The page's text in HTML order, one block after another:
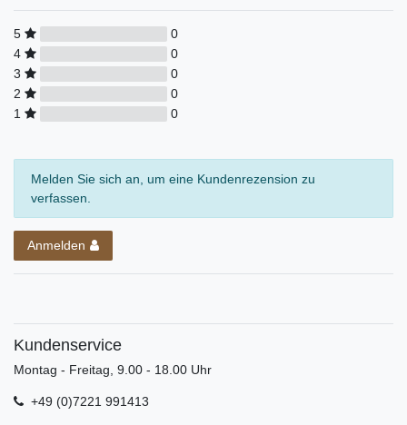
5
0
4
0
3
0
2
0
1
0
Melden Sie sich an, um eine Kundenrezension zu
verfassen.
Anmelden
Kundenservice
Montag - Freitag, 9.00 - 18.00 Uhr
+49 (0)7221 991413